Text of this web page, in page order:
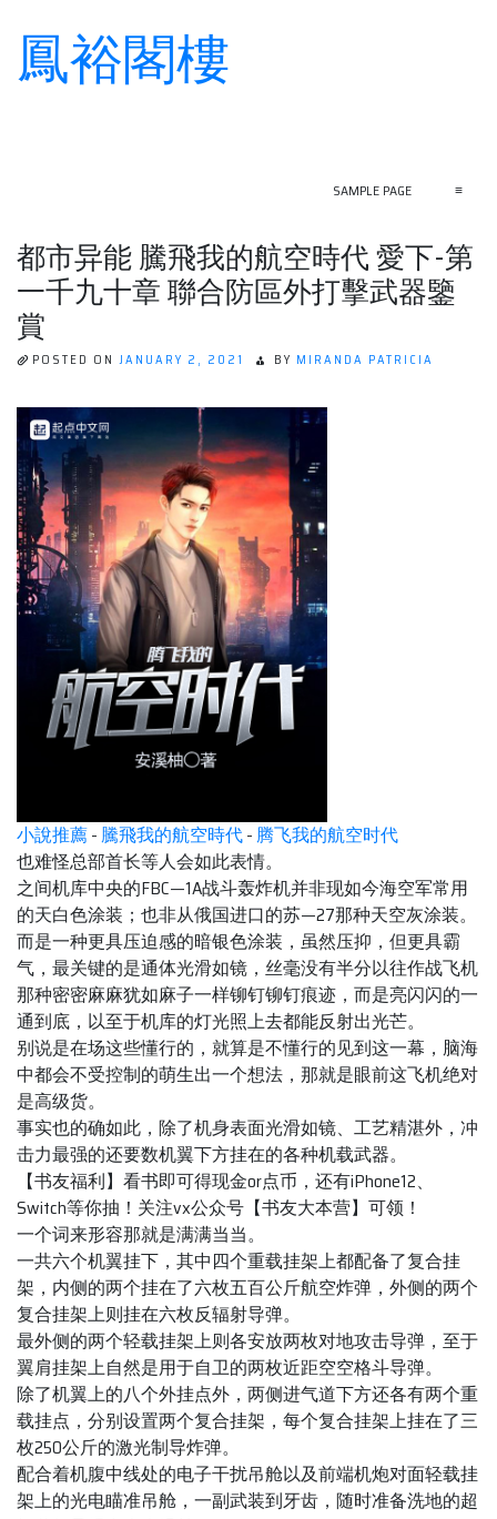
Skip
to
鳳裕閣樓
SAMPLE PAGE ≡
都市异能 騰飛我的航空時代 愛下-第
一千九十章 聯合防區外打擊武器鑒
賞
POSTED ON JANUARY 2, 2021 BY MIRANDA PATRICIA
小說推薦-騰飛我的航空時代-腾飞我的航空时代
也难怪总部首长等人会如此表情。
之间机库中央的FBC—1A战斗轰炸机并非现如今海空军常用
的天白色涂装；也非从俄国进口的苏—27那种天空灰涂装。
而是一种更具压迫感的暗银色涂装，虽然压抑，但更具霸
气，最关键的是通体光滑如镜，丝毫没有半分以往作战飞机
那种密密麻麻犹如麻子一样铆钉铆钉痕迹，而是亮闪闪的一
通到底，以至于机库的灯光照上去都能反射出光芒。
别说是在场这些懂行的，就算是不懂行的见到这一幕，脑海
中都会不受控制的萌生出一个想法，那就是眼前这飞机绝对
是高级货。
事实也的确如此，除了机身表面光滑如镜、工艺精湛外，冲
击力最强的还要数机翼下方挂在的各种机载武器。
【书友福利】看书即可得现金or点币，还有iPhone12、
Switch等你抽！关注vx公众号【书友大本营】可领！
一个词来形容那就是满满当当。
一共六个机翼挂下，其中四个重载挂架上都配备了复合挂
架，内侧的两个挂在了六枚五百公斤航空炸弹，外侧的两个
复合挂架上则挂在六枚反辐射导弹。
最外侧的两个轻载挂架上则各安放两枚对地攻击导弹，至于
翼肩挂架上自然是用于自卫的两枚近距空空格斗导弹。
除了机翼上的八个外挂点外，两侧进气道下方还各有两个重
载挂点，分别设置两个复合挂架，每个复合挂架上挂在了三
枚250公斤的激光制导炸弹。
配合着机腹中线处的电子干扰吊舱以及前端机炮对面轻载挂
架上的光电瞄准吊舱，一副武装到牙齿，随时准备洗地的超